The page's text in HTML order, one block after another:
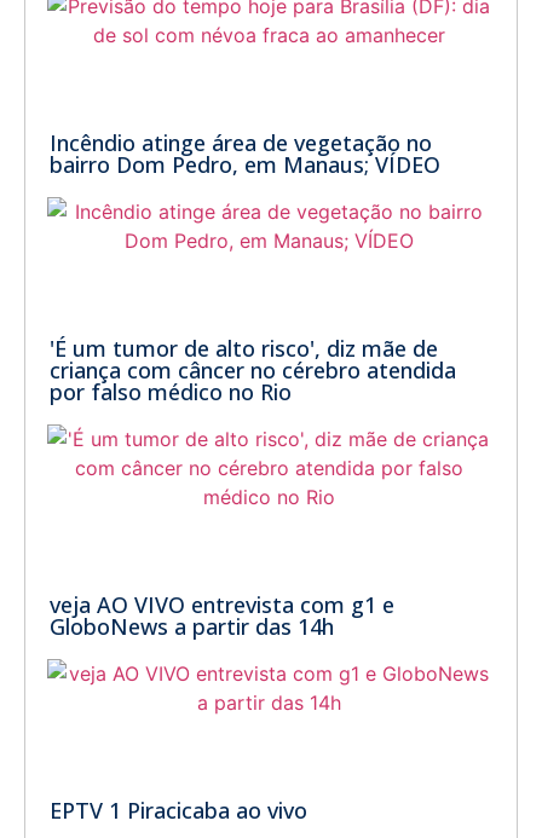
Incêndio atinge área de vegetação no
bairro Dom Pedro, em Manaus; VÍDEO
'É um tumor de alto risco', diz mãe de
criança com câncer no cérebro atendida
por falso médico no Rio
veja AO VIVO entrevista com g1 e
GloboNews a partir das 14h
EPTV 1 Piracicaba ao vivo